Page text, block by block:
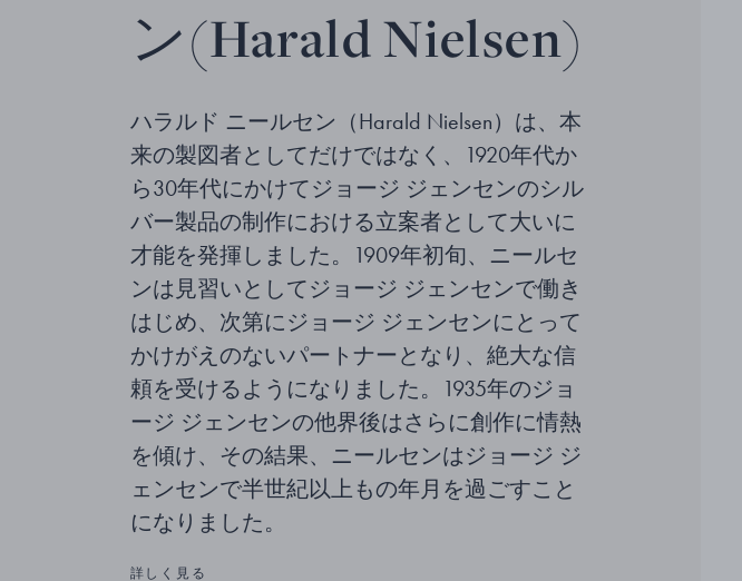
ン(Harald Nielsen)
ハラルド ニールセン（Harald Nielsen）は、本
来の製図者としてだけではなく、1920年代か
ら30年代にかけてジョージ ジェンセンのシル
バー製品の制作における立案者として大いに
才能を発揮しました。1909年初旬、ニールセ
ンは見習いとしてジョージ ジェンセンで働き
はじめ、次第にジョージ ジェンセンにとって
かけがえのないパートナーとなり、絶大な信
頼を受けるようになりました。1935年のジョ
ージ ジェンセンの他界後はさらに創作に情熱
を傾け、その結果、ニールセンはジョージ ジ
ェンセンで半世紀以上もの年月を過ごすこと
になりました。
詳しく見る